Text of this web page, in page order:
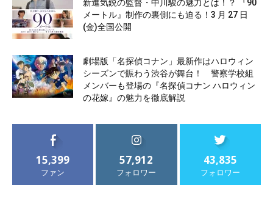
新進気鋭の監督・中川駿の魅力とは！？ 『90
メートル』制作の裏側にも迫る！3 月 27 日
(金)全国公開
劇場版「名探偵コナン」最新作はハロウィン
シーズンで賑わう渋谷が舞台！ 警察学校組
メンバーも登場の『名探偵コナン ハロウィン
の花嫁』の魅力を徹底解説
15,399
ファン
57,912
フォロワー
43,835
フォロワー